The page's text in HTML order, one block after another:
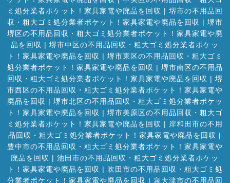
ミ処分業者ポケット！家具家電や廃品を回収 | 堺市の不用品回
収・粗大ゴミ処分業者ポケット！家具家電や廃品を回収 | 堺市
堺区の不用品回収・粗大ゴミ処分業者ポケット！家具家電や廃
品を回収 | 堺市中区の不用品回収・粗大ゴミ処分業者ポケッ
ト！家具家電や廃品を回収 | 堺市東区の不用品回収・粗大ゴミ
処分業者ポケット！家具家電や廃品を回収 | 堺市南区の不用品
回収・粗大ゴミ処分業者ポケット！家具家電や廃品を回収 | 堺
市西区の不用品回収・粗大ゴミ処分業者ポケット！家具家電や
廃品を回収 | 堺市北区の不用品回収・粗大ゴミ処分業者ポケッ
ト！家具家電や廃品を回収 | 堺市美原区の不用品回収・粗大ゴ
ミ処分業者ポケット！家具家電や廃品を回収 | 岸和田市の不用
品回収・粗大ゴミ処分業者ポケット！家具家電や廃品を回収 |
豊中市の不用品回収・粗大ゴミ処分業者ポケット！家具家電や
廃品を回収 | 池田市の不用品回収・粗大ゴミ処分業者ポケッ
ト！家具家電や廃品を回収 | 吹田市の不用品回収・粗大ゴミ処
分業者ポケット！家具家電や廃品を回収 | 泉大津市の不用品回